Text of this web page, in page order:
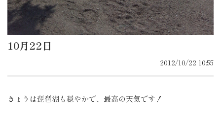
10月22日
2012/10/22 10:55
きょうは琵琶湖も穏やかで、最高の天気です！